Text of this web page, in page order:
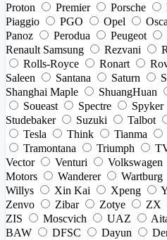
Proton
Premier Porsche
Piaggio
PGO Opel Osca
Panoz
Perodua Peugeot
Renault Samsung
Rezvani
Rolls-Royce
Ronart
Saleen
Santana Saturn
Shanghai Maple
ShuangHuan
Soueast
Spectre Spyker
Studebaker
Suzuki Talbot
Tesla
Think Tianma
Tramontana
Triumph
Vector
Venturi Volkswagen
Motors
Wanderer Wartburg
Willys
Xin Kai Xpeng
Zenvo
Zibar Zotye ZX
ZIS
Moscvich UAZ
BAW
DFSC Dayun